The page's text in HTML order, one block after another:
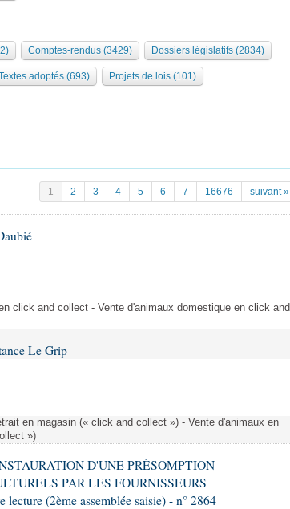
Comptes-rendus (3429) Dossiers législatifs (2834)
adoptés (693) Projets de lois (101)
1 2 3 4 5 6 7 16676 suivant »
click and collect - Vente d'animaux domestique en click and
Le Grip
en magasin (« click and collect ») - Vente d'animaux en
»)
D'UNE PRÉSOMPTION
PAR LES FOURNISSEURS
(2ème assemblée saisie) - n° 2864